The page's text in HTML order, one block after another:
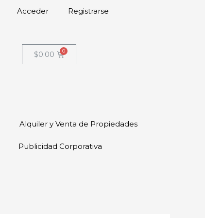
Acceder Registrarse
$0.00
Alquiler y Venta de Propiedades
Publicidad Corporativa